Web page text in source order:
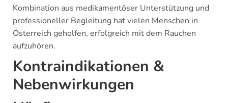
Kombination aus medikamentöser Unterstützung und
professioneller Begleitung hat vielen Menschen in
Österreich geholfen, erfolgreich mit dem Rauchen
aufzuhören.
Kontraindikationen &
Nebenwirkungen